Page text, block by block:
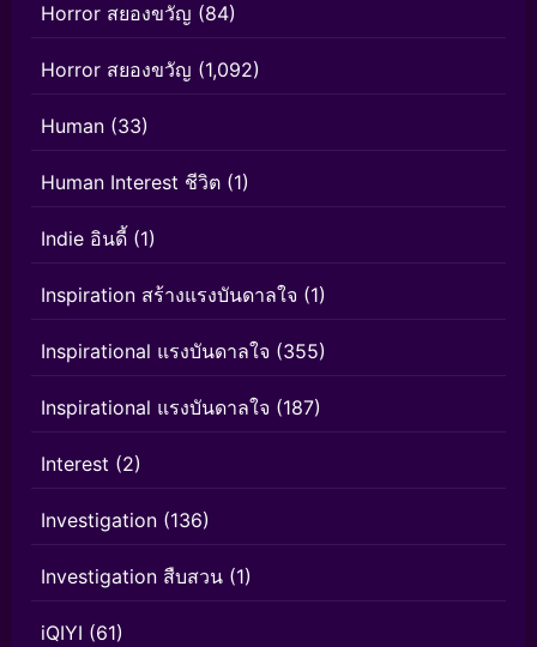
Horror สยองขวัญ (84)
Horror สยองขวัญ (1,092)
Human (33)
Human Interest ชีวิต (1)
Indie อินดี้ (1)
Inspiration สร้างแรงบันดาลใจ (1)
Inspirational แรงบันดาลใจ (355)
Inspirational แรงบันดาลใจ (187)
Interest (2)
Investigation (136)
Investigation สืบสวน (1)
iQIYI (61)